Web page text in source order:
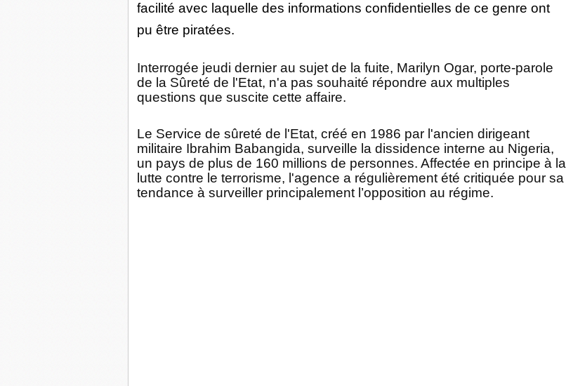
facilité avec laquelle des informations confidentielles de ce genre ont
pu être piratées.
Interrogée jeudi dernier au sujet de la fuite, Marilyn Ogar, porte-parole
de la Sûreté de l'Etat, n'a pas souhaité répondre aux multiples
questions que suscite cette affaire.
Le Service de sûreté de l'Etat, créé en 1986 par l'ancien dirigeant
militaire Ibrahim Babangida, surveille la dissidence interne au Nigeria,
un pays de plus de 160 millions de personnes. Affectée en principe à la
lutte contre le terrorisme, l'agence a régulièrement été critiquée pour sa
tendance à surveiller principalement l’opposition au régime.